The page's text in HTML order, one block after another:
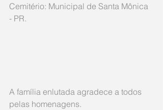
Cemitério: Municipal de Santa Mônica
- PR.
A família enlutada agradece a todos
pelas homenagens.